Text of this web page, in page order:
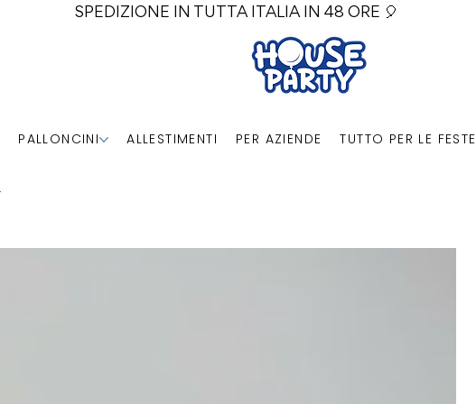
SPEDIZIONE IN TUTTA ITALIA IN 48 ORE 🎈
PALLONCINI ALLESTIMENTI PER AZIENDE TUTTO PER LE FESTE